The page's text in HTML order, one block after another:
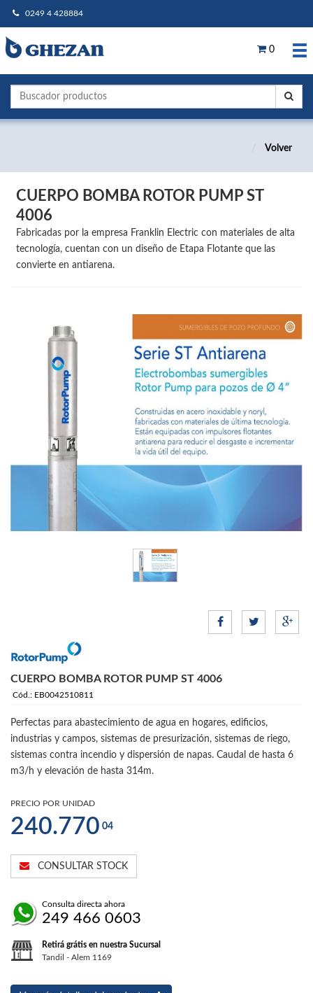
0249 4 428884
0
Volver
CUERPO BOMBA ROTOR PUMP ST
4006
Fabricadas por la empresa Franklin Electric con materiales de alta
tecnología, cuentan con un diseño de Etapa Flotante que las
convierte en antiarena.
CUERPO BOMBA ROTOR PUMP ST 4006
Cód.: EB0042510811
Perfectas para abastecimiento de agua en hogares, edificios,
industrias y campos, sistemas de presurización, sistemas de riego,
sistemas contra incendio y dispersión de napas. Caudal de hasta 6
m3/h y elevación de hasta 314m.
PRECIO POR UNIDAD
240.770 04
CONSULTAR STOCK
Consulta directa ahora
249 466 0603
Retirá grátis en nuestra Sucursal
Tandil - Alem 1169